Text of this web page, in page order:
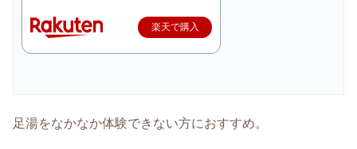
楽天で購入
足湯をなかなか体験できない方におすすめ。